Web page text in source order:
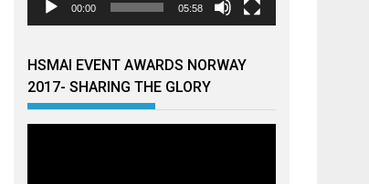
00:00 05:58
HSMAI EVENT AWARDS NORWAY
2017- SHARING THE GLORY